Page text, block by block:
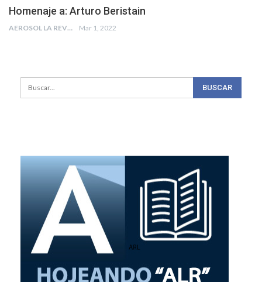
Homenaje a: Arturo Beristain
AEROSOL LA REVISTA Mar 1, 2022